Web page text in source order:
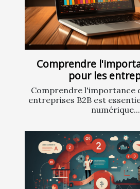
Comprendre
pour les
Comprendre l'importance
entreprises B2B est
numérique...